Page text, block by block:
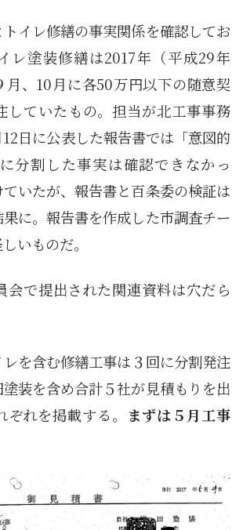
イレ修繕の事実関係を確認してお
レ塗装修繕は2017年（平成29年
月、10月に各50万円以下の随意契
していたもの。担当が北工事事務
日に公表した報告書では「意図的
分割した事実は確認できなかっ
いたが、報告書と百条委の検証は
に。報告書を作成した市調査チー
いものだ。
会で提出された関連資料は穴だら
を含む修繕工事は３回に分割発注
装を含め合計５社が見積もりを出
れを掲載する。
まずは５月工事